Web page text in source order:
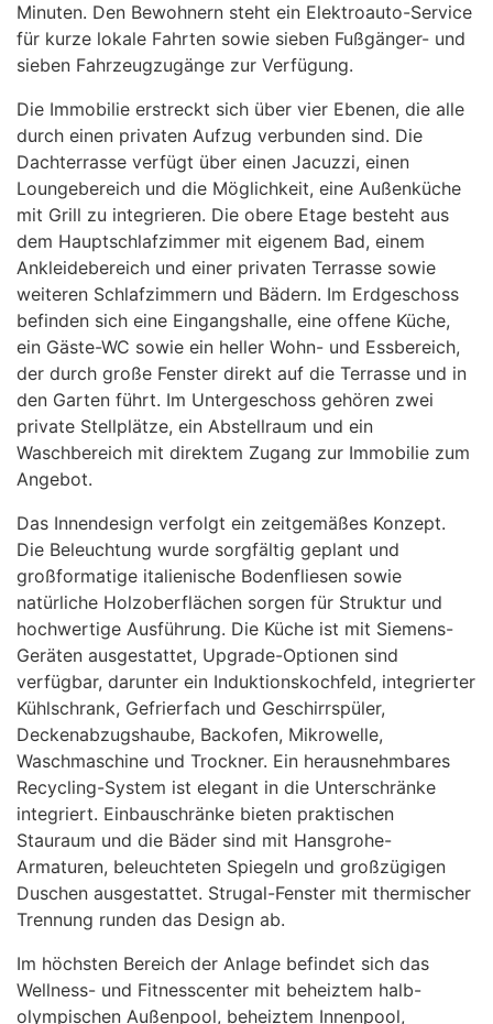
Minuten. Den Bewohnern steht ein Elektroauto-Service
für kurze lokale Fahrten sowie sieben Fußgänger- und
sieben Fahrzeugzugänge zur Verfügung.
Die Immobilie erstreckt sich über vier Ebenen, die alle
durch einen privaten Aufzug verbunden sind. Die
Dachterrasse verfügt über einen Jacuzzi, einen
Loungebereich und die Möglichkeit, eine Außenküche
mit Grill zu integrieren. Die obere Etage besteht aus
dem Hauptschlafzimmer mit eigenem Bad, einem
Ankleidebereich und einer privaten Terrasse sowie
weiteren Schlafzimmern und Bädern. Im Erdgeschoss
befinden sich eine Eingangshalle, eine offene Küche,
ein Gäste-WC sowie ein heller Wohn- und Essbereich,
der durch große Fenster direkt auf die Terrasse und in
den Garten führt. Im Untergeschoss gehören zwei
private Stellplätze, ein Abstellraum und ein
Waschbereich mit direktem Zugang zur Immobilie zum
Angebot.
Das Innendesign verfolgt ein zeitgemäßes Konzept.
Die Beleuchtung wurde sorgfältig geplant und
großformatige italienische Bodenfliesen sowie
natürliche Holzoberflächen sorgen für Struktur und
hochwertige Ausführung. Die Küche ist mit Siemens-
Geräten ausgestattet, Upgrade-Optionen sind
verfügbar, darunter ein Induktionskochfeld, integrierter
Kühlschrank, Gefrierfach und Geschirrspüler,
Deckenabzugshaube, Backofen, Mikrowelle,
Waschmaschine und Trockner. Ein herausnehmbares
Recycling-System ist elegant in die Unterschränke
integriert. Einbauschränke bieten praktischen
Stauraum und die Bäder sind mit Hansgrohe-
Armaturen, beleuchteten Spiegeln und großzügigen
Duschen ausgestattet. Strugal-Fenster mit thermischer
Trennung runden das Design ab.
Im höchsten Bereich der Anlage befindet sich das
Wellness- und Fitnesscenter mit beheiztem halb-
olympischen Außenpool, beheiztem Innenpool,